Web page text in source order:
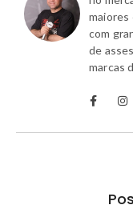
com
de
marcas